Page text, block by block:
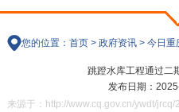
您的位置： 首页> 政府资讯> 今日重
跳蹬水库工程通过二
发布日期：
来源于：http://www.cq.gov.cn/ywdt/